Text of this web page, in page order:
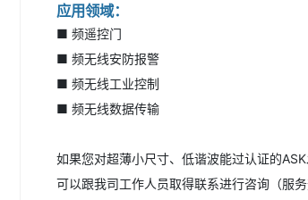
应用领域：
■ 频遥控门
■ 频无线安防报警
■ 频无线工业控制
■ 频无线数据传输
如果您对超薄小尺寸、低谐波能过认证的
可以跟我司工作人员取得联系进行咨询（服